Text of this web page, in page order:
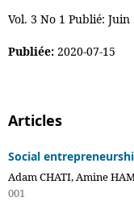
Vol. 3 No 1 Publié: Juin
Publiée: 2020-07-15
Articles
Social
Adam CHATI, Amine
001